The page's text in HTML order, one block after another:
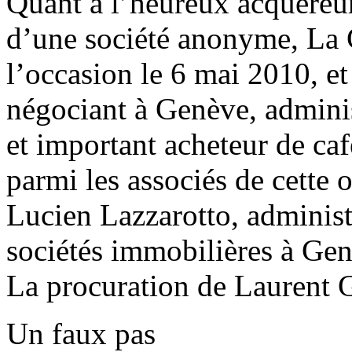
d’une société anonyme,
l’occasion le 6 mai 2010,
négociant à Genève,
et important acheteur de
parmi les associés de cette
Lucien Lazzarotto,
sociétés immobilières à
La procuration de Laurent
Un faux pas